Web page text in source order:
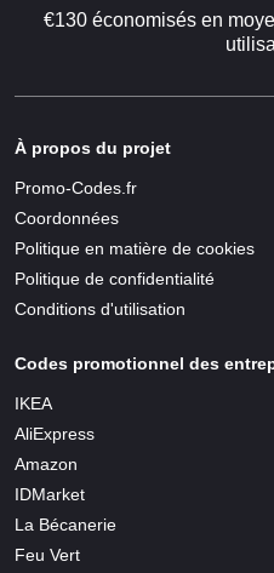
€130 économisés en
À propos du projet
Promo-Codes.fr
Coordonnées
Politique en matière de cookies
Politique de confidentialité
Conditions d'utilisation
Codes promotionnel des
IKEA
AliExpress
Amazon
IDMarket
La Bécanerie
Feu Vert